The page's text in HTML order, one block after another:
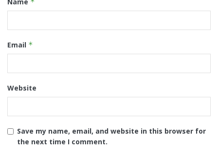
Name *
Email *
Website
Save my name, email, and website in this browser for
the next time I comment.